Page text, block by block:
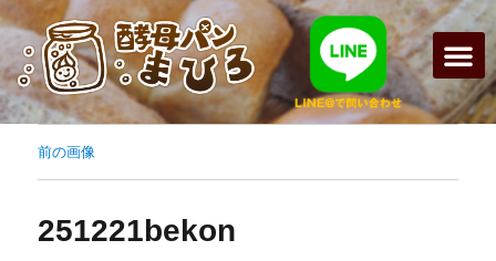
前の画像
251221bekon